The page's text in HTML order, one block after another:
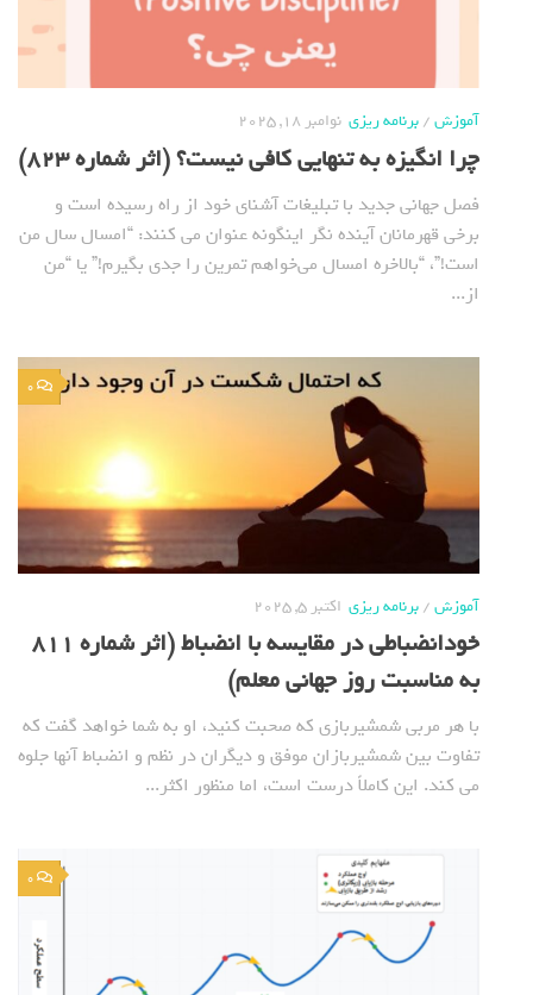
آموزش/برنامه ریزی نوامبر 18, 2025
چرا انگیزه به تنهایی کافی نیست؟ (اثر شماره 823)
فصل جهانی جدید با تبلیغات آشنای خود از راه رسیده است و
برخی قهرمانان آینده نگر اینگونه عنوان می کنند: “امسال سال من
است!”، “بالاخره امسال می‌خواهم تمرین را جدی بگیرم!” یا “من
از...
0
آموزش/برنامه ریزی اکتبر 5, 2025
خودانضباطی در مقایسه با انضباط (اثر شماره 811
به مناسبت روز جهانی معلم)
با هر مربی شمشیربازی که صحبت کنید، او به شما خواهد گفت که
تفاوت بین شمشیربازان موفق و دیگران در نظم و انضباط آنها جلوه
می کند. این کاملاً درست است، اما منظور اکثر...
0